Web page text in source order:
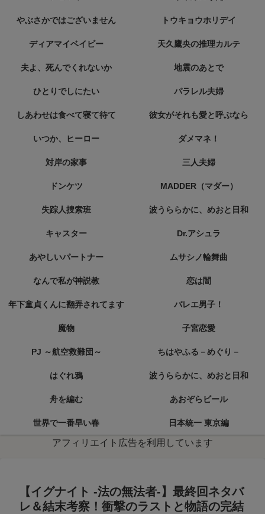
やぶさかではございません トウキョウホリデイ
ディアマイベイビー 天久鷹央の推理カルテ
夫よ、死んでくれないか 地震のあとで
ひとりでしにたい パラレル夫婦
しあわせは食べて寝て待て 彼女がそれも愛と呼ぶなら
いつか、ヒーロー ダメマネ！
対岸の家事 三人夫婦
ドンケツ MADDER（マダー）
失踪人捜索班 波うららかに、めおと日和
キャスター Dr.アシュラ
あやしいパートナー ムサシノ輪舞曲
なんで私が神説教 恋は闇
年下童貞くんに翻弄されてます バレエ男子！
魔物 子宮恋愛
PJ ～航空救難団～ ちはやふる－めぐり－
はぐれ鴉 波うららかに、めおと日和
舟を編む あおぞらビール
世界で一番早い春 日本統一 東京編
アフィリエイト広告を利用しています
【イグナイト -法の無法者-】最終回ネタバ
レ＆結末考察！衝撃のラストと物語の完結